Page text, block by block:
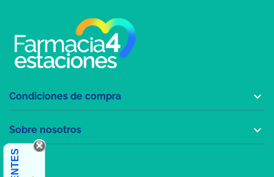
Condiciones de compra 
Sobre nosotros 